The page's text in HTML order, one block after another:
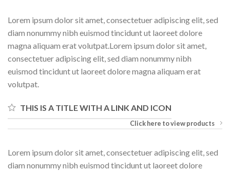
Lorem ipsum dolor sit amet, consectetuer adipiscing elit, sed
diam nonummy nibh euismod tincidunt ut laoreet dolore
magna aliquam erat volutpat.Lorem ipsum dolor sit amet,
consectetuer adipiscing elit, sed diam nonummy nibh
euismod tincidunt ut laoreet dolore magna aliquam erat
volutpat.
THIS IS A TITLE WITH A LINK AND ICON
Click here to view products
Lorem ipsum dolor sit amet, consectetuer adipiscing elit, sed
diam nonummy nibh euismod tincidunt ut laoreet dolore